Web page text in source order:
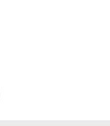
организуете